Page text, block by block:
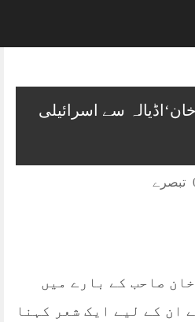
سے اسرائیلی
صاحب کے بارے میں
ان کے لیے ایک شعر کہنا